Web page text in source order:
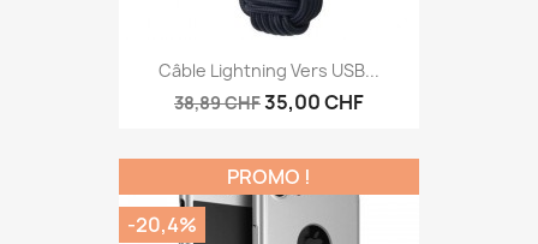
Câble Lightning Vers USB...
38,89 CHF35,00 CHF
PROMO !
-20,4%